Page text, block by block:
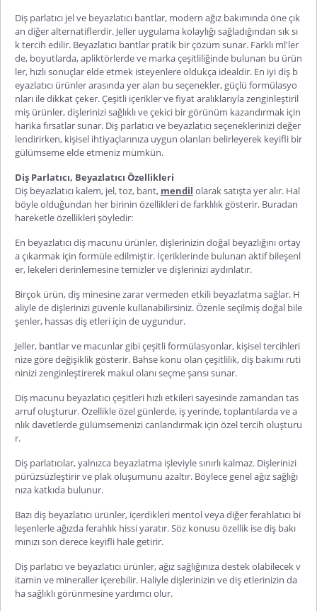
Diş parlatıcı jel ve beyazlatıcı bantlar, modern ağız bakımında öne çık
an diğer alternatiflerdir. Jeller uygulama kolaylığı sağladığından sık sı
k tercih edilir. Beyazlatıcı bantlar pratik bir çözüm sunar. Farklı ml'ler
de, boyutlarda, apliktörlerde ve marka çeşitliliğinde bulunan bu ürün
ler, hızlı sonuçlar elde etmek isteyenlere oldukça idealdir. En iyi diş b
eyazlatıcı ürünler arasında yer alan bu seçenekler, güçlü formülasyo
nları ile dikkat çeker. Çeşitli içerikler ve fiyat aralıklarıyla zenginleştiril
miş ürünler, dişlerinizi sağlıklı ve çekici bir görünüm kazandırmak için
harika fırsatlar sunar. Diş parlatıcı ve beyazlatıcı seçeneklerinizi değer
lendirirken, kişisel ihtiyaçlarınıza uygun olanları belirleyerek keyifli bir
gülümseme elde etmeniz mümkün.
Diş Parlatıcı, Beyazlatıcı Özellikleri
Diş beyazlatıcı kalem, jel, toz, bant, mendil olarak satışta yer alır. Hal
böyle olduğundan her birinin özellikleri de farklılık gösterir. Buradan
hareketle özellikleri şöyledir:
En beyazlatıcı diş macunu ürünler, dişlerinizin doğal beyazlığını ortay
a çıkarmak için formüle edilmiştir. İçeriklerinde bulunan aktif bileşenl
er, lekeleri derinlemesine temizler ve dişlerinizi aydınlatır.
Birçok ürün, diş minesine zarar vermeden etkili beyazlatma sağlar. H
aliyle de dişlerinizi güvenle kullanabilirsiniz. Özenle seçilmiş doğal bile
şenler, hassas diş etleri için de uygundur.
Jeller, bantlar ve macunlar gibi çeşitli formülasyonlar, kişisel tercihleri
nize göre değişiklik gösterir. Bahse konu olan çeşitlilik, diş bakımı ruti
ninizi zenginleştirerek makul olanı seçme şansı sunar.
Diş macunu beyazlatıcı çeşitleri hızlı etkileri sayesinde zamandan tas
arruf oluşturur. Özellikle özel günlerde, iş yerinde, toplantılarda ve a
nlık davetlerde gülümsemenizi canlandırmak için özel tercih oluşturu
r.
Diş parlatıcılar, yalnızca beyazlatma işleviyle sınırlı kalmaz. Dişlerinizi
pürüzsüzleştirir ve plak oluşumunu azaltır. Böylece genel ağız sağlığı
nıza katkıda bulunur.
Bazı diş beyazlatıcı ürünler, içerdikleri mentol veya diğer ferahlatıcı bi
leşenlerle ağızda ferahlık hissi yaratır. Söz konusu özellik ise diş bakı
mınızı son derece keyifli hale getirir.
Diş parlatıcı ve beyazlatıcı ürünler, ağız sağlığınıza destek olabilecek v
itamin ve mineraller içerebilir. Haliyle dişlerinizin ve diş etlerinizin da
ha sağlıklı görünmesine yardımcı olur.